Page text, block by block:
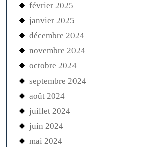
février 2025
janvier 2025
décembre 2024
novembre 2024
octobre 2024
septembre 2024
août 2024
juillet 2024
juin 2024
mai 2024